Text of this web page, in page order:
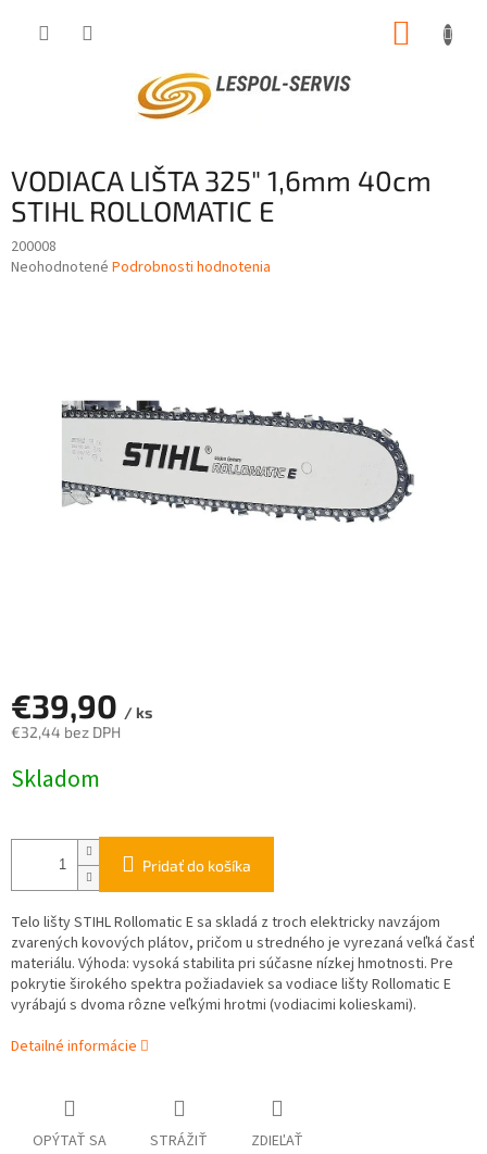
VODIACA LIŠTA 325" 1,6mm 40cm
STIHL ROLLOMATIC E
200008
Priemerné
hviezdičiek.
Neohodnotené Podrobnosti hodnotenia
€39,90 / ks
€32,44 bez DPH
cena:
Skladom
Pridať do košíka
Telo lišty STIHL Rollomatic E sa skladá z troch elektricky navzájom
zvarených kovových plátov, pričom u stredného je vyrezaná veľká časť
materiálu. Výhoda: vysoká stabilita pri súčasne nízkej hmotnosti. Pre
pokrytie širokého spektra požiadaviek sa vodiace lišty Rollomatic E
vyrábajú s dvoma rôzne veľkými hrotmi (vodiacimi kolieskami).
Detailné informácie
OPÝTAŤ SA STRÁŽIŤ ZDIEĽAŤ